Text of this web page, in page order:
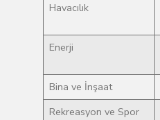
Havacılık
Enerji
Bina ve İnşaat
Rekreasyon ve Spor